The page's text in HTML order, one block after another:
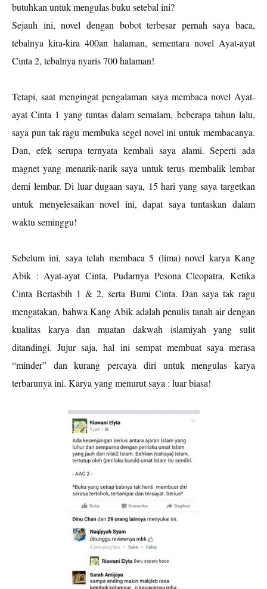
butuhkan untuk mengulas buku setebal ini?
Sejauh ini, novel dengan bobot terbesar pernah saya baca,
tebalnya kira-kira 400an halaman, sementara novel Ayat-ayat
Cinta 2, tebalnya nyaris 700 halaman!
Tetapi, saat mengingat pengalaman saya membaca novel Ayat-
ayat Cinta 1 yang tuntas dalam semalam, beberapa tahun lalu,
saya pun tak ragu membuka segel novel ini untuk membacanya.
Dan, efek serupa ternyata kembali saya alami. Seperti ada
magnet yang menarik-narik saya untuk terus membalik lembar
demi lembar. Di luar dugaan saya, 15 hari yang saya targetkan
untuk menyelesaikan novel ini, dapat saya tuntaskan dalam
waktu seminggu!
Sebelum ini, saya telah membaca 5 (lima) novel karya Kang
Abik : Ayat-ayat Cinta, Pudarnya Pesona Cleopatra, Ketika
Cinta Bertasbih 1 & 2, serta Bumi Cinta. Dan saya tak ragu
mengatakan, bahwa Kang Abik adalah penulis tanah air dengan
kualitas karya dan muatan dakwah islamiyah yang sulit
ditandingi. Jujur saja, hal ini sempat membuat saya merasa
“minder” dan kurang percaya diri untuk mengulas karya
terbarunya ini. Karya yang menurut saya : luar biasa!